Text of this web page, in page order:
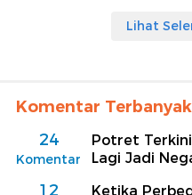
Lihat
Komentar Terbanyak
24
Komentar
Potret
Lagi Jadi
12
Ketika